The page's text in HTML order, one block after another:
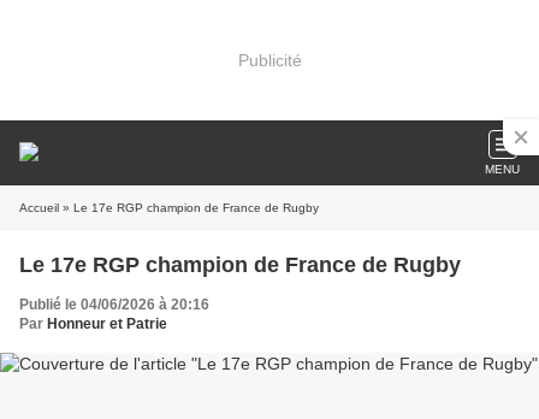
Publicité
MENU
Accueil » Le 17e RGP champion de France de Rugby
Le 17e RGP champion de France de Rugby
Publié le 04/06/2026 à 20:16
Par Honneur et Patrie